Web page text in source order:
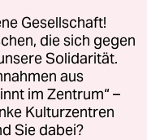
Gesellschaft!
die sich gegen
Solidarität.
aus
im Zentrum“ –
Kulturzentren
Sie dabei?